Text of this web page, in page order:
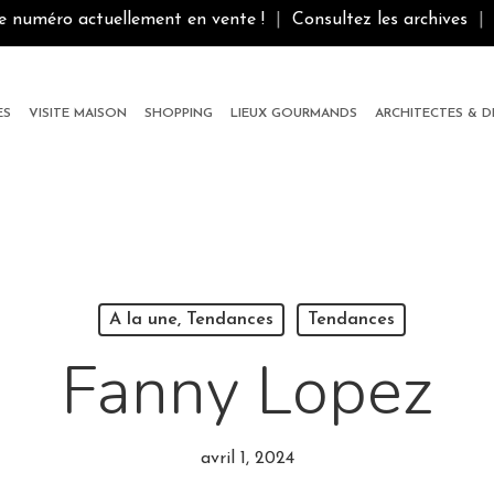
numéro actuellement en vente ! Consultez les archives
VISITE MAISON SHOPPING LIEUX GOURMANDS ARCHITECTES &
A la une, Tendances Tendances
Fanny Lopez
avril 1, 2024